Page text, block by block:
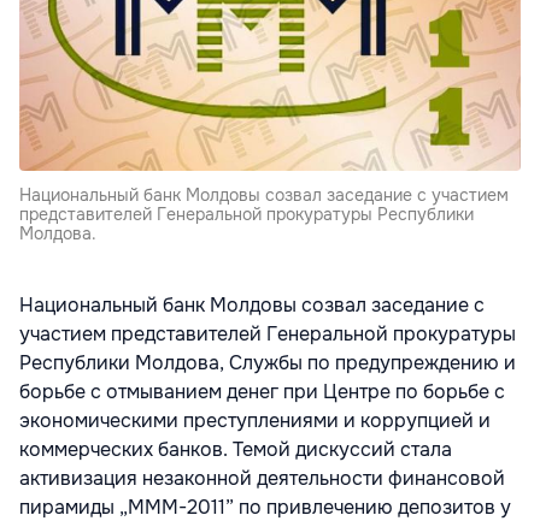
Национальный банк Молдовы созвал заседание с участием
представителей Генеральной прокуратуры Республики
Молдова.
Национальный банк Молдовы созвал заседание с
участием представителей Генеральной прокуратуры
Республики Молдова, Службы по предупреждению и
борьбе с отмыванием денег при Центре по борьбе с
экономическими преступлениями и коррупцией и
коммерческих банков. Темой дискуссий стала
активизация незаконной деятельности финансовой
пирамиды „MMM-2011” по привлечению депозитов у